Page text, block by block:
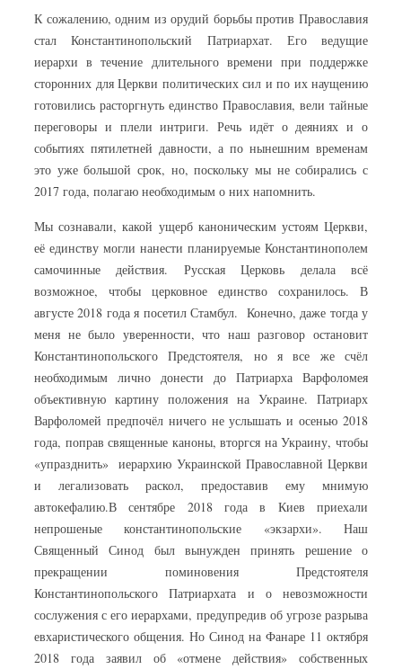
К сожалению, одним из орудий борьбы против Православия
стал Константинопольский Патриархат. Его ведущие
иерархи в течение длительного времени при поддержке
сторонних для Церкви политических сил и по их наущению
готовились расторгнуть единство Православия, вели тайные
переговоры и плели интриги. Речь идёт о деяниях и о
событиях пятилетней давности, а по нынешним временам
это уже большой срок, но, поскольку мы не собирались с
2017 года, полагаю необходимым о них напомнить.
Мы сознавали, какой ущерб каноническим устоям Церкви,
её единству могли нанести планируемые Константинополем
самочинные действия. Русская Церковь делала всё
возможное, чтобы церковное единство сохранилось. В
августе 2018 года я посетил Стамбул. Конечно, даже тогда у
меня не было уверенности, что наш разговор остановит
Константинопольского Предстоятеля, но я все же счёл
необходимым лично донести до Патриарха Варфоломея
объективную картину положения на Украине. Патриарх
Варфоломей предпочёл ничего не услышать и осенью 2018
года, поправ священные каноны, вторгся на Украину, чтобы
«упразднить» иерархию Украинской Православной Церкви
и легализовать раскол, предоставив ему мнимую
автокефалию.В сентябре 2018 года в Киев приехали
непрошеные константинопольские «экзархи». Наш
Священный Синод был вынужден принять решение о
прекращении поминовения Предстоятеля
Константинопольского Патриархата и о невозможности
сослужения с его иерархами, предупредив об угрозе разрыва
евхаристического общения. Но Синод на Фанаре 11 октября
2018 года заявил об «отмене действия» собственных